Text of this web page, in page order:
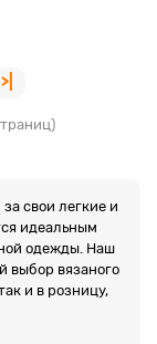
>|
свои легкие и
идеальным
одежды. Наш
выбор вязаного
и в розницу,